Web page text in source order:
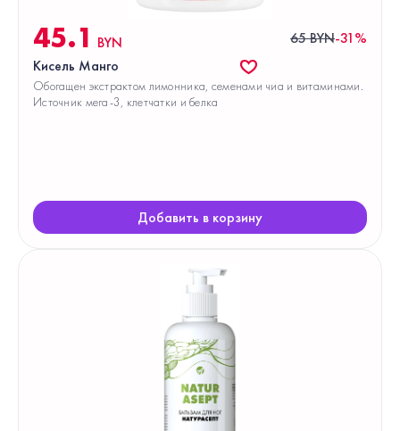
45.1 BYN 65 BYN-31%
Кисель Манго
Обогащен экстрактом лимонника, семенами чиа и витаминами.
Источник мега-3, клетчатки и белка
Добавить в корзину